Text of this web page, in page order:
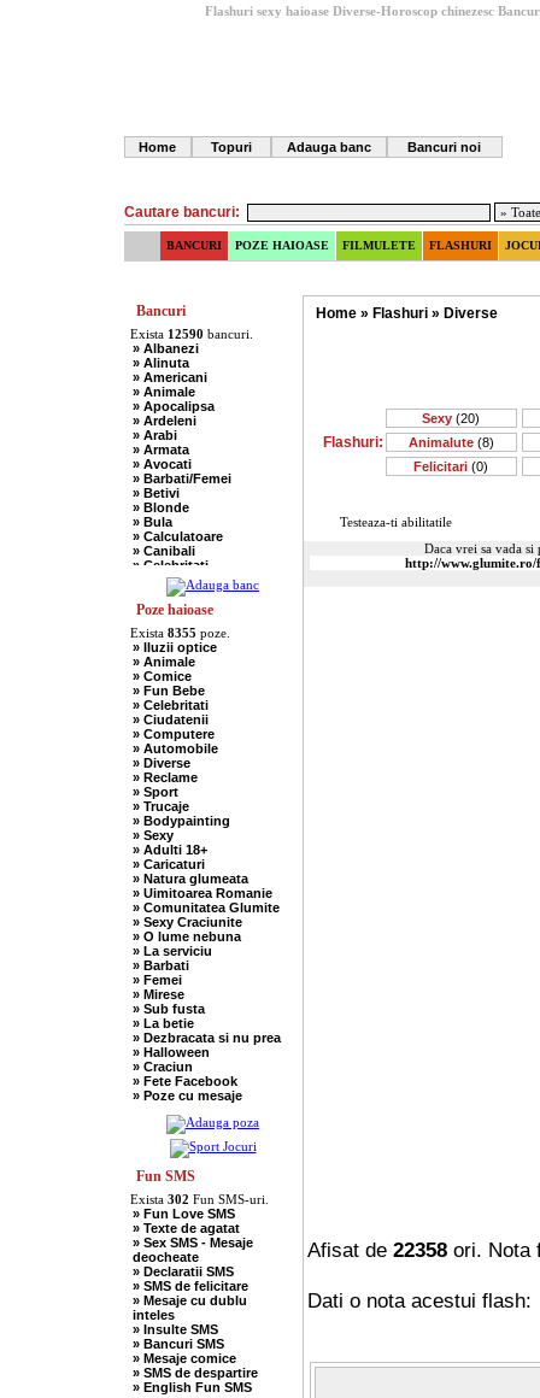
Flashuri sexy haioase Diverse-Horoscop chinezesc
Home Topuri Adauga banc Bancuri noi
Cautare bancuri:
BANCURI POZE HAIOASE FILMULETE FLASHURI
Bancuri
Exista 12590 bancuri.
» Albanezi
» Alinuta
» Americani
» Animale
» Apocalipsa
» Ardeleni
» Arabi
» Armata
» Avocati
» Barbati/Femei
» Betivi
» Blonde
» Bula
» Calculatoare
» Canibali
» Celebritati
» Chelneri
» Chuck Norris
» Ciobani
» Copii
» Craciun
» Cugetari
» Culmi
» Deocheate
» Diverse
» Doctori
» Elevi-Studenti
» Englezi
» Evrei
» Francezi
» Ingineri
» Ion si Maria
» Istorice
» Misogine
» Moldoveni
» Mosnegi
» Nebuni
» Negri
» Olteni
» Pescari
» Perle
» Politice
» Politisti
» Popi
» Radio Erevan
» Religioase
» Romani
» Sadice
» Secretare
» Sefi
» Scotieni
» Seci
» Soacre
» Sport
» Soferi
» Tarani
» Tigani
» Umor Negru
» Vanatori
Poze haioase
Exista 8355 poze.
» Iluzii optice
» Animale
» Comice
» Fun Bebe
» Celebritati
» Ciudatenii
» Computere
» Automobile
» Diverse
» Reclame
» Sport
» Trucaje
» Bodypainting
» Sexy
» Adulti 18+
» Caricaturi
» Natura glumeata
» Uimitoarea Romanie
» Comunitatea Glumite
» Sexy Craciunite
» O lume nebuna
» La serviciu
» Barbati
» Femei
» Mirese
» Sub fusta
» La betie
» Dezbracata si nu prea
» Halloween
» Craciun
» Fete Facebook
» Poze cu mesaje
Fun SMS
Exista 302 Fun SMS-uri.
» Fun Love SMS
» Texte de agatat
» Sex SMS - Mesaje
deocheate
» Declaratii SMS
» SMS de felicitare
» Mesaje cu dublu
inteles
» Insulte SMS
» Bancuri SMS
» Mesaje comice
» SMS de despartire
» English Fun SMS
Home» Flashuri» Diverse
Flashuri:
Sexy (20)
Animalute(8)
Felicitari (0)
Testeaza-ti abilitatile
Daca vrei sa vada
Afisat de 22358ori. Nota
Dati o nota acestui flash: